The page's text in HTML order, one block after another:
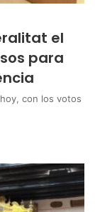
el
para
con los votos